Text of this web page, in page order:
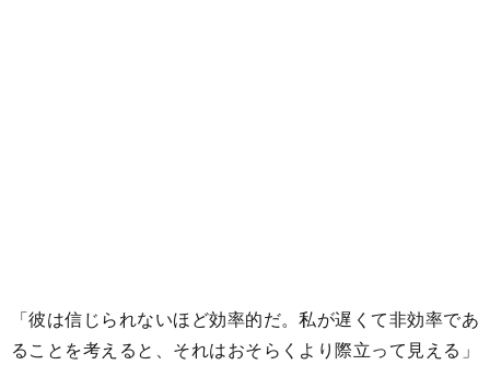
「彼は信じられないほど効率的だ。私が遅くて非効率であ
ることを考えると、それはおそらくより際立って見える」